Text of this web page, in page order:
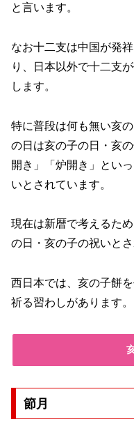
と言います。
なお十二支は中国が発
り、日本以外で十二支
します。
特に普段は何も無い亥
の日は亥の子の日・亥
開き」「炉開き」とい
いとされています。
現在は新暦で考えるた
の日・亥の子の祝いとさ
西日本では、亥の子餅
祈る習わしがあります。
節月